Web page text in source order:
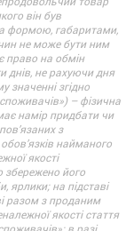
він був
формою, габаритами,
не може бути ним
право на обмін
днів, не рахуючи дня
значенні згідно
– фізична
намір придбати чи
з
найманого
якості
збережено його
ярлики; на підставі
разом з проданим
якості стаття